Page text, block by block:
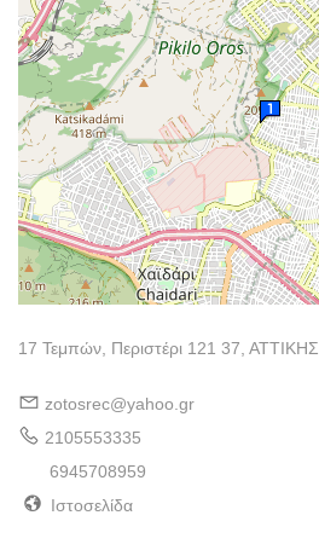
17 Τεμπών, Περιστέρι 121 37, ΑΤΤΙΚΗΣ
zotosrec@yahoo.gr
2105553335
6945708959
Ιστοσελίδα